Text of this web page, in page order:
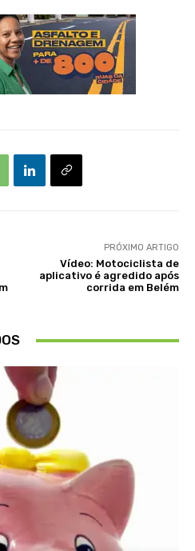
PRÓXIMO ARTIGO
Vídeo: Motociclista de
aplicativo é agredido após
corrida em Belém